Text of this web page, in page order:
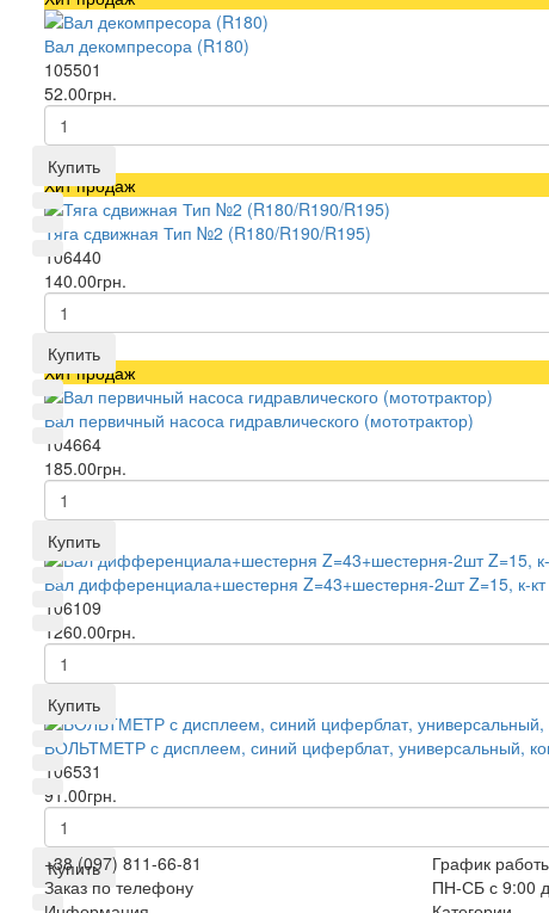
Вал декомпресора (R180)
105501
52.00грн.
Купить
Хит продаж
Тяга сдвижная Тип №2 (R180/R190/R195)
106440
140.00грн.
Купить
Хит продаж
Вал первичный насоса гидравлического (мототрактор)
104664
185.00грн.
Купить
Вал дифференциала+шестерня Z=43+шестерня-2шт Z=15, к-
106109
1260.00грн.
Купить
ВОЛЬТМЕТР с дисплеем, синий циферблат, универсальный,
106531
91.00грн.
Купить
+38 (097) 811-66-81
Заказ по телефону
График
ПН-СБ с 9:00